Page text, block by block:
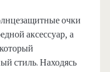
очки
аксессуар, а
стиль. Находясь